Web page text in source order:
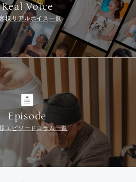
Real Voice
様リアルボイス一覧
Episode
エピソードコラム一覧